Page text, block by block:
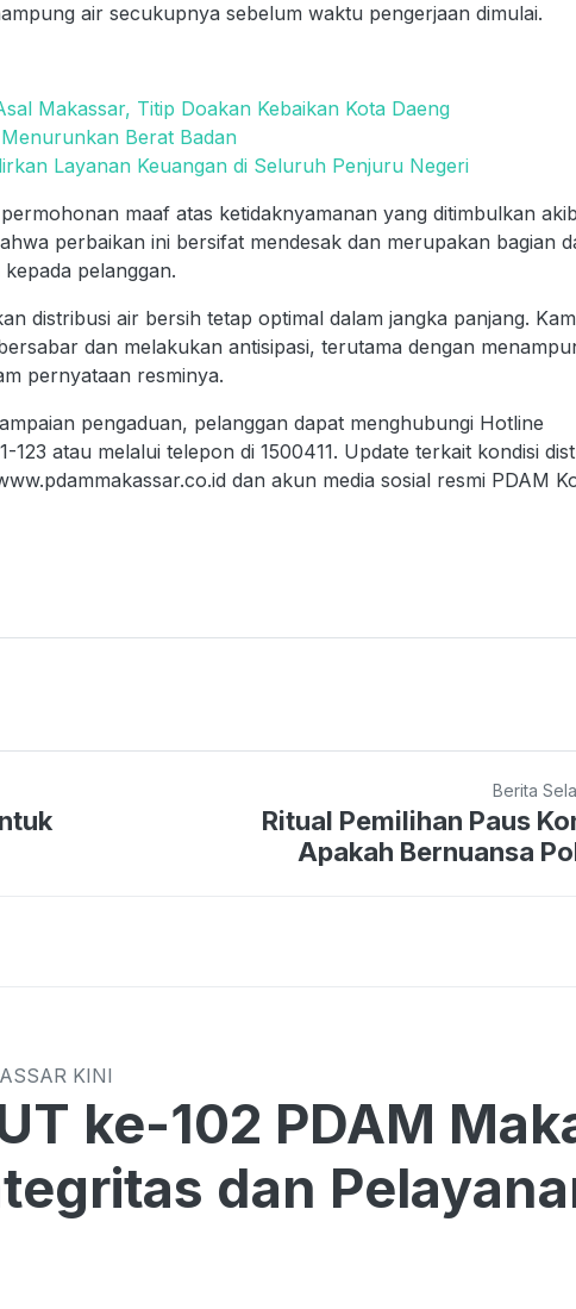
air secukupnya sebelum waktu pengerjaan dimulai.
Makassar, Titip Doakan Kebaikan Kota Daeng
Berat Badan
Layanan Keuangan di Seluruh Penjuru Negeri
maaf atas ketidaknyamanan yang ditimbulkan
perbaikan ini bersifat mendesak dan merupakan bagian
pelanggan.
distribusi air bersih tetap optimal dalam jangka panjang.
dan melakukan antisipasi, terutama dengan
pernyataan resminya.
pengaduan, pelanggan dapat menghubungi Hotline
atau melalui telepon di 1500411. Update terkait kondisi
dan akun media sosial resmi PDAM
Berita
Ritual Pemilihan Paus
Apakah Bernuansa
KINI
ke-102 PDAM
dan